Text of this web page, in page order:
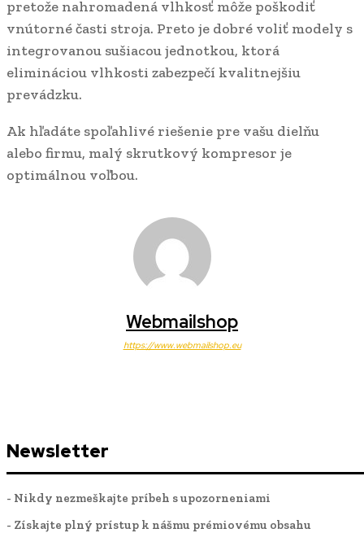
pretože nahromadená vlhkosť môže poškodiť
vnútorné časti stroja. Preto je dobré voliť modely s
integrovanou sušiacou jednotkou, ktorá
elimináciou vlhkosti zabezpečí kvalitnejšiu
prevádzku.
Ak hľadáte spoľahlivé riešenie pre vašu dielňu
alebo firmu, malý skrutkový kompresor je
optimálnou voľbou.
Webmailshop
https://www.webmailshop.eu
Newsletter
- Nikdy nezmeškajte príbeh s upozorneniami
- Získajte plný prístup k nášmu prémiovému obsahu